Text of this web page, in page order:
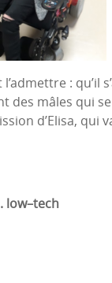
: qu’il
des mâles qui
d’Elisa, qui
low–tech